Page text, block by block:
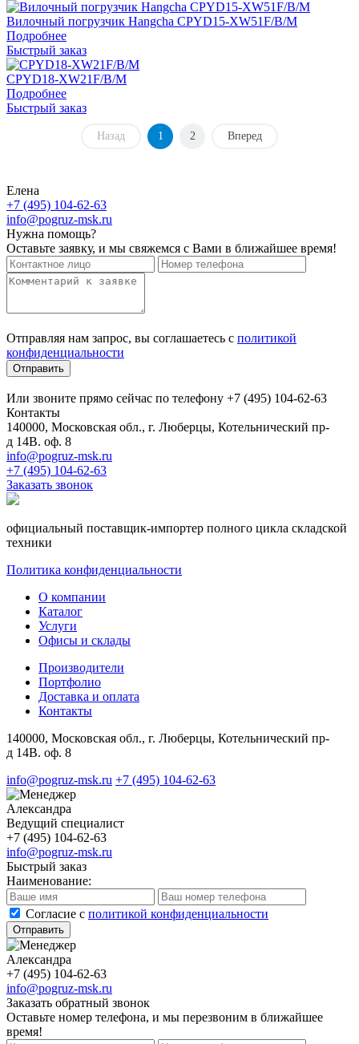
Вилочный погрузчик Hangcha CPYD15-XW51F/B/M
Подробнее
Быстрый заказ
CPYD18-XW21F/B/M
Подробнее
Быстрый заказ
Назад 1 2 Вперед
Елена
+7 (495) 104-62-63
info@pogruz-msk.ru
Нужна помощь?
Оставьте заявку, и мы свяжемся с Вами в ближайшее время!
Отправляя нам запрос, вы соглашаетесь с политикой
конфиденциальности
Отправить
Или звоните прямо сейчас по телефону +7 (495) 104-62-63
Контакты
140000, Московская обл., г. Люберцы, Котельнический пр-
д 14В. оф. 8
info@pogruz-msk.ru
+7 (495) 104-62-63
Заказать звонок
официальный поставщик-импортер полного цикла складской
техники
Политика конфиденциальности
О компании
Каталог
Услуги
Офисы и склады
Производители
Портфолио
Доставка и оплата
Контакты
140000, Московская обл., г. Люберцы, Котельнический пр-
д 14В. оф. 8
info@pogruz-msk.ru +7 (495) 104-62-63
Александра
Ведущий специалист
+7 (495) 104-62-63
info@pogruz-msk.ru
Быстрый заказ
Наименование:
Cогласие с политикой конфиденциальности
Отправить
Александра
+7 (495) 104-62-63
info@pogruz-msk.ru
Заказать обратный звонок
Оставьте номер телефона, и мы перезвоним в ближайшее
время!